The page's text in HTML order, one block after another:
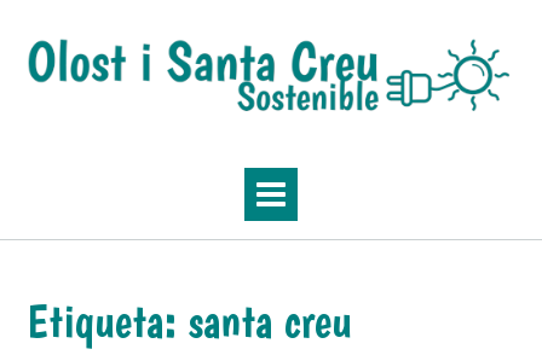
content
Etiqueta: santa creu